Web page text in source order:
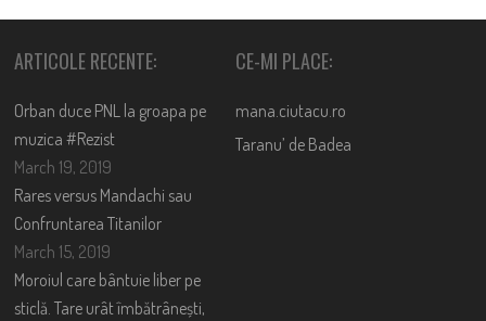
ARTICOLE RECENTE:
Orban duce PNL la groapa pe
muzica #Rezist
March 19, 2019
Rares versus Mandachi sau
Confruntarea Titanilor
March 15, 2019
Moroiul care bântuie liber pe
sticlă. Tare urât îmbătrânești,
CE-MI PLACE:
mana.ciutacu.ro
Taranu’ de Badea